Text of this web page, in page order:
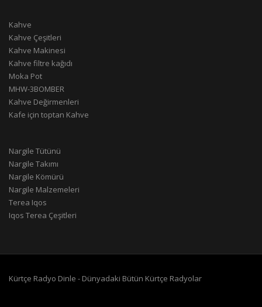
Kahve
Kahve Çeşitleri
Kahve Makinesi
Kahve filtre kağıdı
Moka Pot
MHW-3BOMBER
Kahve Değirmenleri
Kafe için toptan Kahve
Nargile Tütünü
Nargile Takımı
Nargile Kömürü
Nargile Malzemeleri
Terea Iqos
Iqos Terea Çeşitleri
Kürtçe Radyo Dinle - Dünyadaki Bütün Kürtçe Radyolar